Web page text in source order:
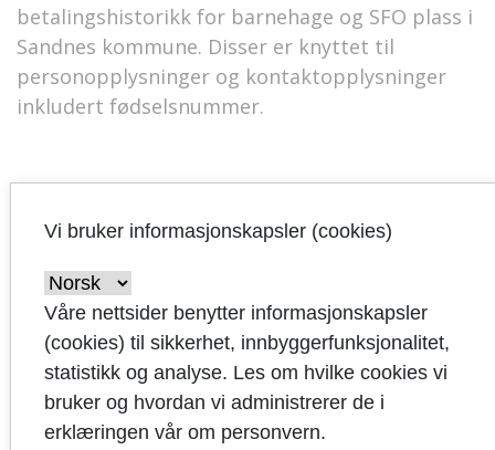
betalingshistorikk for barnehage og SFO plass i
Sandnes kommune. Disser er knyttet til
personopplysninger og kontaktopplysninger
inkludert fødselsnummer.
Transponder meldingsbok
I Transponder meldingsbok er fødselsnummer,
navn, adresse,
skoletilhørighet/barnehagetilhørighet,
klasse/grupper, telefonnummer, epost-adresse,
på barn og foresatte registrert. Løsningen
benyttes for sikrer kommunikasjon mellom
Vi bruker informasjonskapsler (cookies)
Våre nettsider benytter informasjonskapsler
(cookies) til sikkerhet, innbyggerfunksjonalitet,
statistikk og analyse. Les om hvilke cookies vi
bruker og hvordan vi administrerer de i
erklæringen vår om personvern.